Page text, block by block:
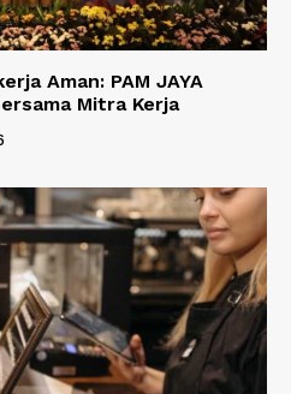
Aman: PAM JAYA
Mitra Kerja